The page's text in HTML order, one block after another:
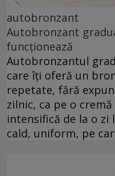
autobronzant
Autobronzant
funcționează
Autobronzantul
care îți oferă un
repetate, fără
zilnic, ca pe o
intensifică de la o zi
cald, uniform, pe